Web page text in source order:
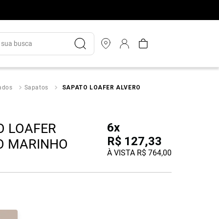
busca
Sapatos
SAPATO LOAFER ALVERO
LOAFER
MARINHO
6x
R$ 127,33
À VISTA R$ 764,00